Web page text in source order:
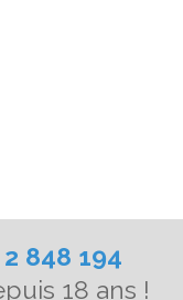
2 848 194
18 ans !